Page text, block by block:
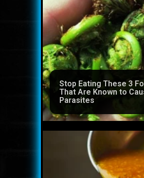
Stop Eating These 3
That Are Known to
Parasites